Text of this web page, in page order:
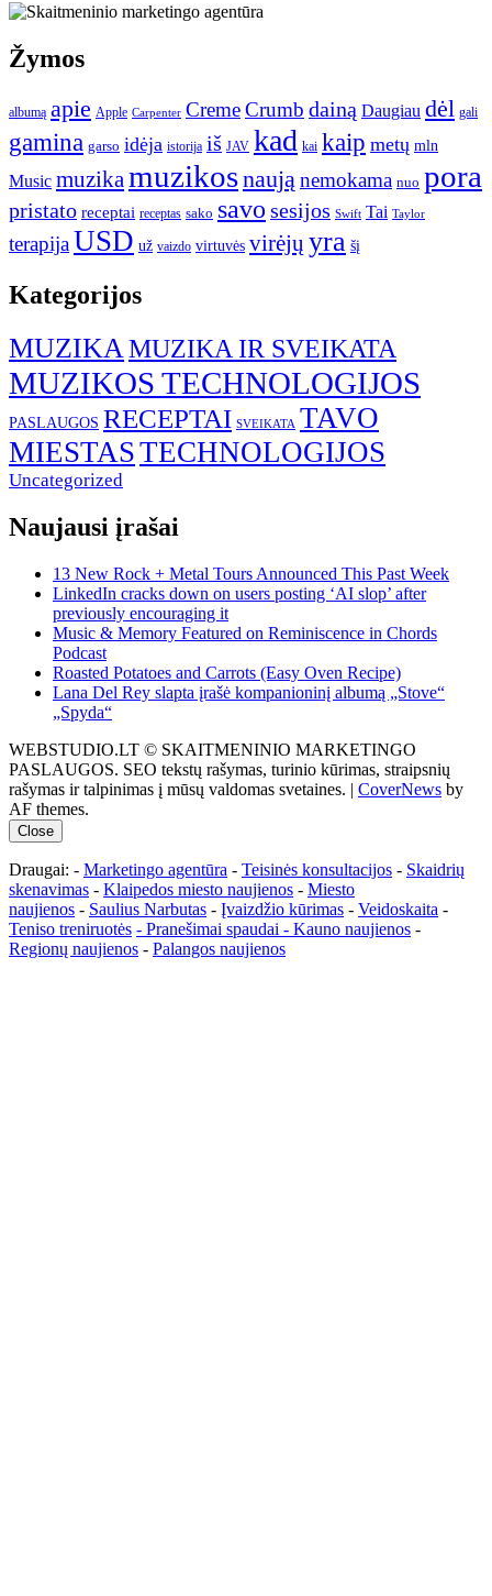
Žymos
albumą apie Apple Carpenter CremeCrumb dainą Daugiau dėl gali
gamina garso idėja istorija iš JAV kad kai kaip metų mln
Music muzika muzikosnaują nemokama nuo pora
pristato receptai receptas sako savo sesijos Swift Tai Taylor
terapijaUSD už vaizdo virtuvės virėjų yra šį
Kategorijos
MUZIKA MUZIKA IR SVEIKATA
MUZIKOS TECHNOLOGIJOS
PASLAUGOS RECEPTAI SVEIKATA TAVO
MIESTASTECHNOLOGIJOS
Uncategorized
Naujausi įrašai
13 New Rock + Metal Tours Announced This Past Week
LinkedIn cracks down on users posting ‘AI slop’ after
previously encouraging it
Music & Memory Featured on Reminiscence in Chords
Podcast
Roasted Potatoes and Carrots (Easy Oven Recipe)
Lana Del Rey slapta įrašė kompanioninį albumą „Stove“
„Spyda“
WEBSTUDIO.LT © SKAITMENINIO MARKETINGO
PASLAUGOS. SEO tekstų rašymas, turinio kūrimas, straipsnių
rašymas ir talpinimas į mūsų valdomas svetaines. | CoverNews by
AF themes.
Close
Draugai: - Marketingo agentūra - Teisinės konsultacijos - Skaidrių
skenavimas - Klaipedos miesto naujienos - Miesto
naujienos - Saulius Narbutas - Įvaizdžio kūrimas - Veidoskaita -
Teniso treniruotės - Pranešimai spaudai - Kauno naujienos -
Regionų naujienos - Palangos naujienos